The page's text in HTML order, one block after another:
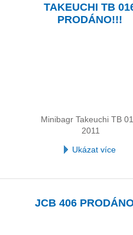
TAKEUCHI TB
PRODÁNO!!!
Minibagr Takeuchi TB
2011
Ukázat více
JCB 406